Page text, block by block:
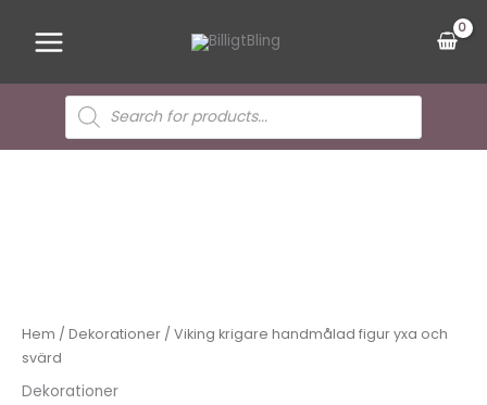
innehållMenu
Sök
efter
produkter
Hem / Dekorationer / Viking krigare handmålad figur yxa och
svärd
Dekorationer
mängd